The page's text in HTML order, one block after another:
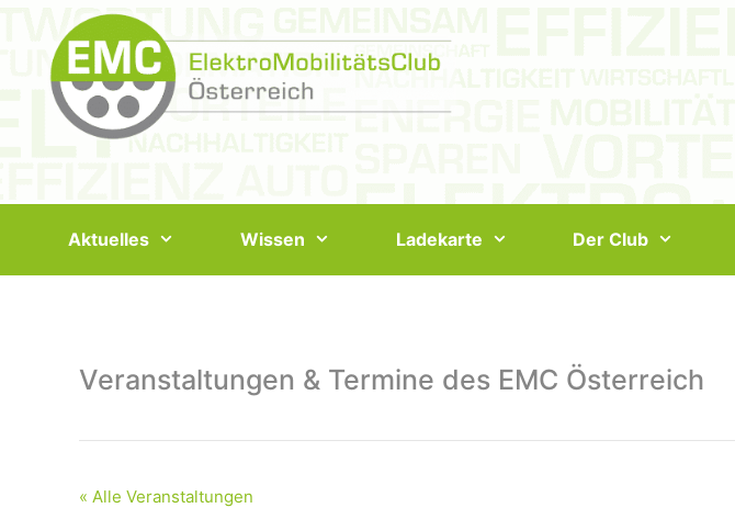
Aktuelles Wissen Ladekarte Der Club
Veranstaltungen & Termine des EMC Österreich
« Alle Veranstaltungen